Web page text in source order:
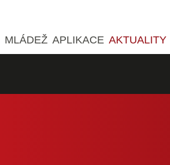
MLÁDEŽ APLIKACE AKTUALITY